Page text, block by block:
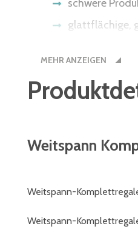
schwere
glattflächige,
MEHR ANZEIGEN
Weitspann
Weitspann-
Weitspann-